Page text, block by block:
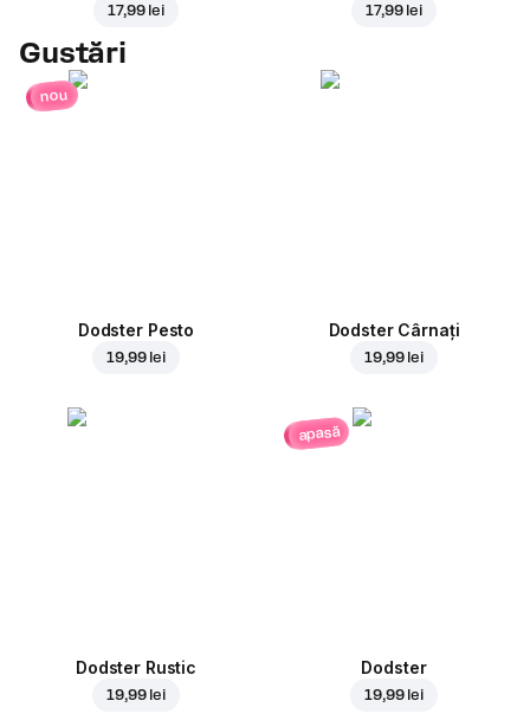
17,99 lei 17,99 lei
Gustări
nou
Dodster Pesto
19,99 lei
Dodster Cârnați
19,99 lei
Dodster Rustic
19,99 lei
apasă
Dodster
19,99 lei